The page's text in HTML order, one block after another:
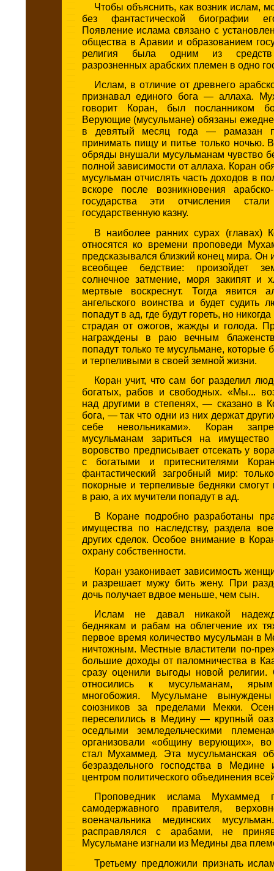
Чтобы объяснить, как возник ислам,
без фантастической биографии
Появление ислама связано с
общества в Аравии и образованием
религия была одним из средств
разрозненных арабских племен в одно
Ислам, в отличие от древнего
признавал единого бога — аллаха.
говорит Коран, был посланником
Верующие (мусульмане) обязаны
в девятый месяц года — рамазан
принимать пищу и питье только ночью.
обряды внушали мусульманам чувство
полной зависимости от аллаха. Коран
мусульман отчислять часть доходов в
вскоре после возникновения арабско-
государства эти отчисления
государственную казну.
В наиболее ранних сурах (главах)
относятся ко времени проповеди
предсказывался близкий конец мира. Он
всеобщее бедствие: произойдет
солнечное затмение, моря закипят и
мертвые воскреснут. Тогда явится
ангельского воинства и будет судить
попадут в ад, где будут гореть, но
страдая от ожогов, жажды и голода.
награждены в раю вечным
попадут только те мусульмане,
и терпеливыми в своей земной жизни.
Коран учит, что сам бог разделил
богатых, рабов и свободных. «Мы...
над другими в степенях, — сказано в
бога, — так что одни из них держат
себе невольниками». Коран
мусульманам зариться на
воровство предписывает отсекать у
с богатыми и притеснителями
фантастический загробный мир:
покорные и терпеливые бедняки смогут
в раю, а их мучители попадут в ад.
В Коране подробно разработаны
имущества по наследству, раздела
других сделок. Особое внимание в
охрану собственности.
Коран узаконивает зависимость
и разрешает мужу бить жену. При
дочь получает вдвое меньше, чем сын.
Ислам не давал никакой
беднякам и рабам на облегчение их
первое время количество мусульман в
ничтожным. Местные властители по-
большие доходы от паломничества в
сразу оценили выгоды новой
относились к мусульманам, ярым
многобожия. Мусульмане
союзников за пределами Мекки.
переселились в Медину — крупный
оседлыми земледельческими
организовали «общину верующих», во
стал Мухаммед. Эта мусульманская
безраздельного господства в Медине
центром политического объединения
Проповедник ислама Мухаммед
самодержавного правителя,
военачальника мединских
расправлялся с арабами, не
Мусульмане изгнали из Медины два
Третьему предложили признать